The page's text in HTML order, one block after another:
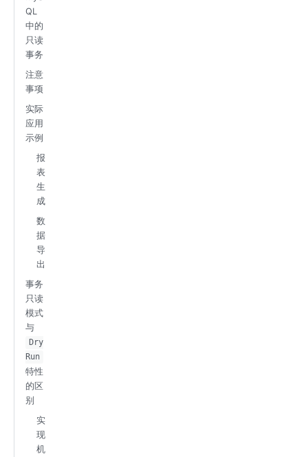
QL
中的
只读
事务
注意
事项
实际
应用
示例
报
表
生
成
数
据
导
出
事务
只读
模式
与
Dry
Run
特性
的区
别
实
现
机